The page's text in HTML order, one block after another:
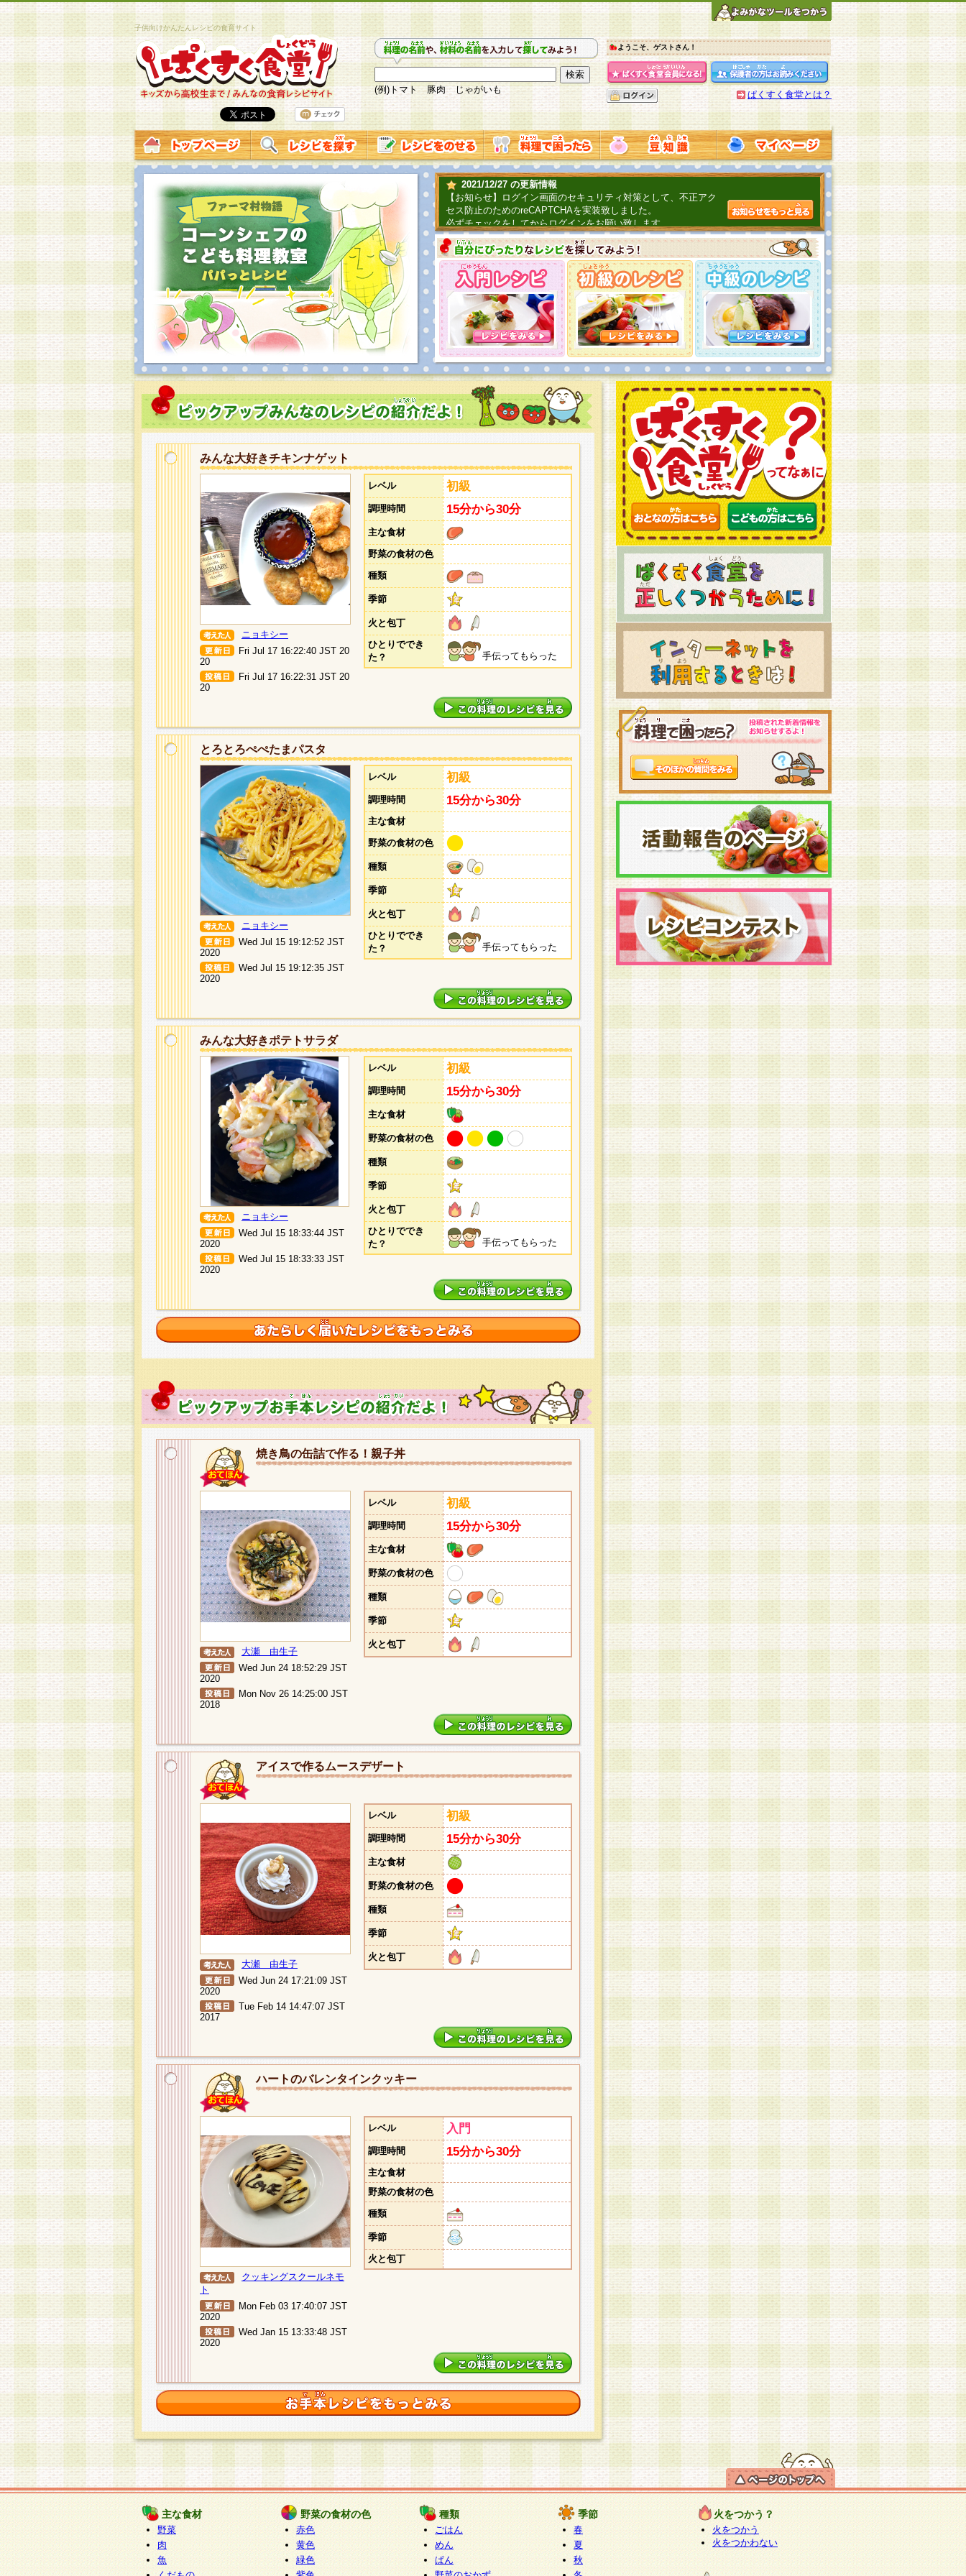
子供向けかんたんレシピの食育サイト
(例)トマト 豚肉 じゃがいも
ようこそ、ゲストさん！
ぱくすく食堂とは？
2021/12/27 の更新情報
【お知らせ】ログイン画面のセキュリティ対策として、不正アク
セス防止のためのreCAPTCHAを実装致しました。
必ずチェックをしてからログインをお願い致します。
2019/06/04 の更新情報
ファーマ村からコーンシェフが簡単レシピを紹介するよ！こちら
2018/07/01 の更新情報
チャレンジ企画第三弾！お母さん、お父さんへ日頃の感謝をこめ
てごはんを作ろう！は終了致しました。たくさんの投稿、ありが
とうございました。次回企画もお楽しみに！
みんな大好きチキンナゲット
ニョキシー
Fri Jul 17 16:22:40 JST 20
20
Fri Jul 17 16:22:31 JST 20
20
レベル 初級
調理時間 15分から30分
主な食材
野菜の食材の色
種類
季節
火と包丁
ひとりででき
た？
手伝ってもらった
とろとろぺぺたまパスタ
ニョキシー
Wed Jul 15 19:12:52 JST
2020
Wed Jul 15 19:12:35 JST
2020
レベル 初級
調理時間 15分から30分
主な食材
野菜の食材の色
種類
季節
火と包丁
ひとりででき
た？
手伝ってもらった
みんな大好きポテトサラダ
ニョキシー
Wed Jul 15 18:33:44 JST
2020
Wed Jul 15 18:33:33 JST
2020
レベル 初級
調理時間 15分から30分
主な食材
野菜の食材の色
種類
季節
火と包丁
ひとりででき
た？
手伝ってもらった
焼き鳥の缶詰で作る！親子丼
大瀬 由生子
Wed Jun 24 18:52:29 JST
2020
Mon Nov 26 14:25:00 JST
2018
レベル 初級
調理時間 15分から30分
主な食材
野菜の食材の色
種類
季節
火と包丁
アイスで作るムースデザート
大瀬 由生子
Wed Jun 24 17:21:09 JST
2020
Tue Feb 14 14:47:07 JST
2017
レベル 初級
調理時間 15分から30分
主な食材
野菜の食材の色
種類
季節
火と包丁
ハートのバレンタインクッキー
クッキングスクールネモ
ト
Mon Feb 03 17:40:07 JST
2020
Wed Jan 15 13:33:48 JST
2020
レベル 入門
調理時間 15分から30分
主な食材
野菜の食材の色
種類
季節
火と包丁
主な食材
野菜
肉
魚
野菜の食材の色
赤色
黄色
緑色
種類
ごはん
めん
ぱん
季節
春
夏
秋
火をつかう？
火をつかう
火をつかわない